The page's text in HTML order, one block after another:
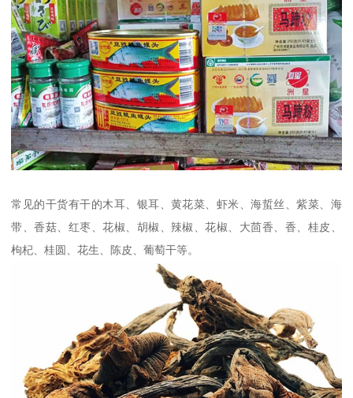
常见的干货有干的木耳、银耳、黄花菜、虾米、海蜇丝、紫菜、海
带、香菇、红枣、花椒、胡椒、辣椒、花椒、大茴香、香、桂皮、
枸杞、桂圆、花生、陈皮、葡萄干等。